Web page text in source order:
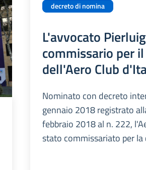
decreto di nomina
L'avvocato
commissario per
dell'Aero Club
Nominato con decreto
gennaio 2018 registrato
febbraio 2018 al n. 222,
stato commissariato per